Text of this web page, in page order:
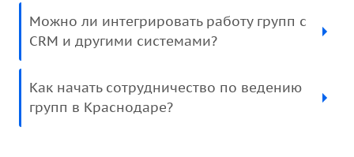
Можно ли интегрировать работу групп с
CRM и другими системами?
Как начать сотрудничество по ведению
групп в Краснодаре?